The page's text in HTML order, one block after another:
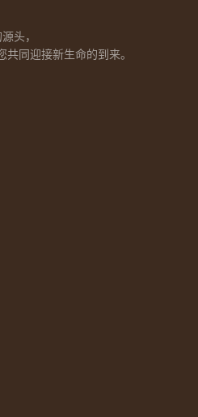
头，
同迎接新生命的到来。